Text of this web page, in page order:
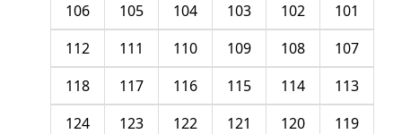
101
102
103
104
105
106
107
108
109
110
111
112
113
114
115
116
117
118
119
120
121
122
123
124